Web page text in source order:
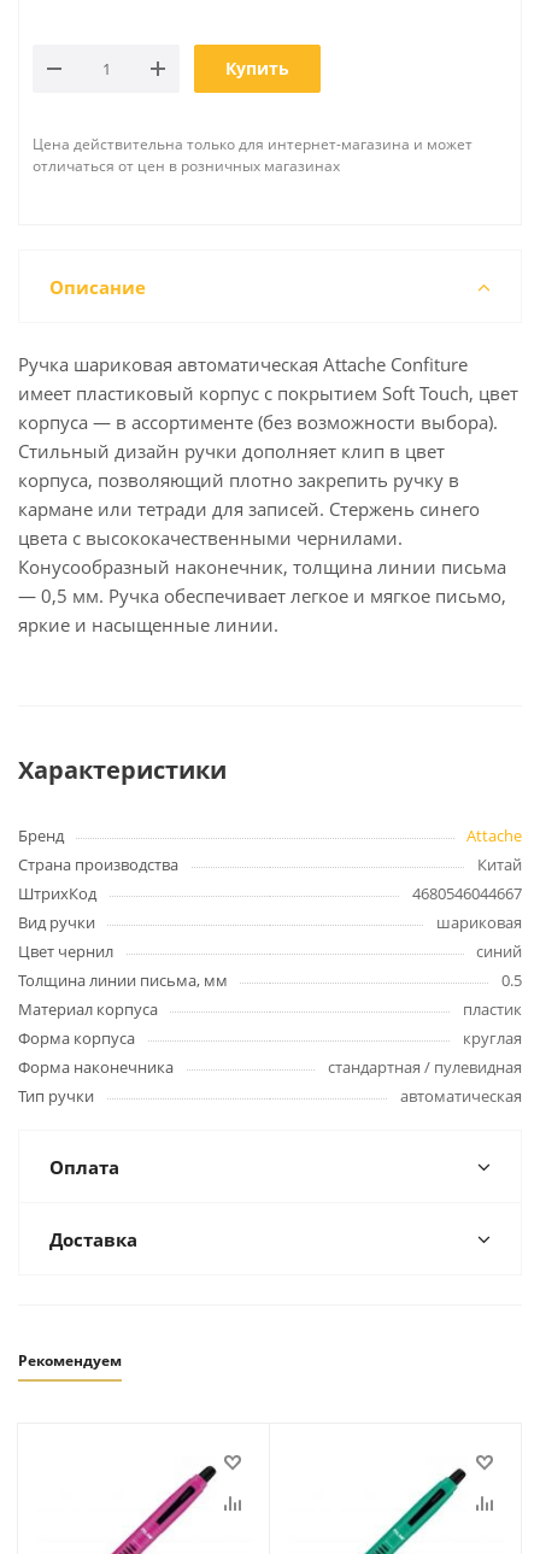
Купить
Цена действительна только для интернет-магазина и может
отличаться от цен в розничных магазинах
Описание
Ручка шариковая автоматическая Attache Confiture
имеет пластиковый корпус с покрытием Soft Touch, цвет
корпуса — в ассортименте (без возможности выбора).
Стильный дизайн ручки дополняет клип в цвет
корпуса, позволяющий плотно закрепить ручку в
кармане или тетради для записей. Стержень синего
цвета с высококачественными чернилами.
Конусообразный наконечник, толщина линии письма
— 0,5 мм. Ручка обеспечивает легкое и мягкое письмо,
яркие и насыщенные линии.
Характеристики
Бренд
Attache
Страна производства
Китай
ШтрихКод
4680546044667
Вид ручки
шариковая
Цвет чернил
синий
Толщина линии письма, мм
0.5
Материал корпуса
пластик
Форма корпуса
круглая
Форма наконечника
стандартная / пулевидная
Тип ручки
автоматическая
Оплата
Доставка
Рекомендуем